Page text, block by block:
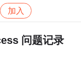
加入
题 帖子详情
问题记录